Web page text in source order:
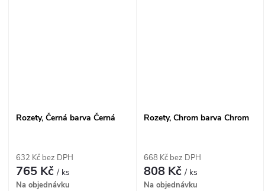
Rozety, Černá barva Černá
632 Kč bez DPH
765 Kč/ ks
Na objednávku
Rozety, Chrom barva Chrom
668 Kč bez DPH
808 Kč/ ks
Na objednávku